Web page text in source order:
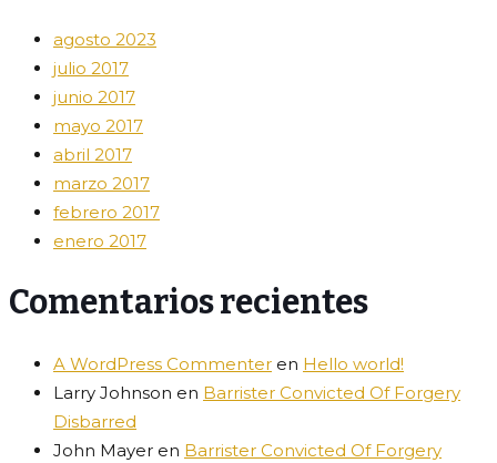
agosto 2023
julio 2017
junio 2017
mayo 2017
abril 2017
marzo 2017
febrero 2017
enero 2017
Comentarios recientes
A WordPress Commenter en Hello world!
Larry Johnson en Barrister Convicted Of Forgery
Disbarred
John Mayer en Barrister Convicted Of Forgery